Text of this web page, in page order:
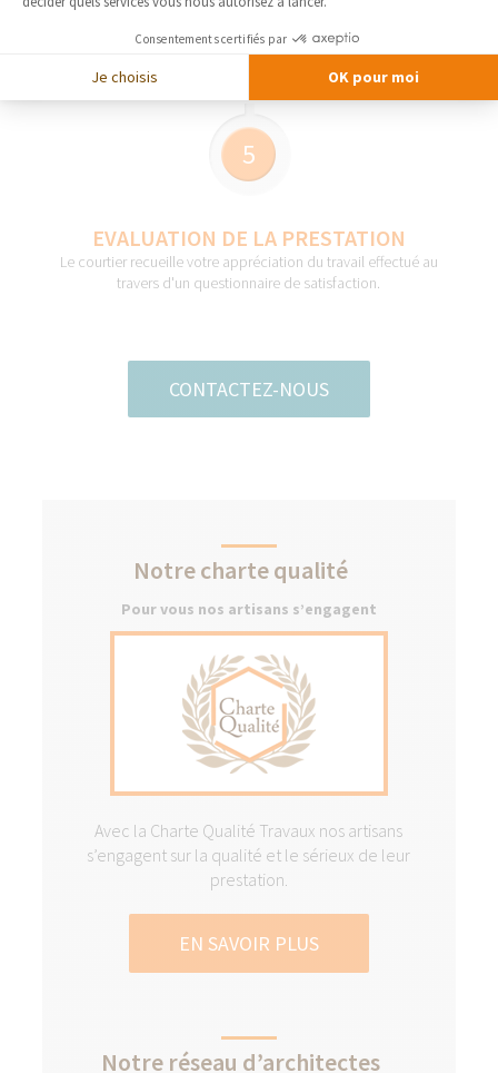
commencer !
5
EVALUATION DE LA PRESTATION
Le courtier recueille votre appréciation du travail effectué au
travers d'un questionnaire de satisfaction.
CONTACTEZ-NOUS
Notre charte qualité
Pour vous nos artisans s’engagent
Avec la Charte Qualité Travaux nos artisans
s’engagent sur la qualité et le sérieux de leur
prestation.
EN SAVOIR PLUS
Notre réseau d’architectes
Consentements certifiés par
Je choisis OK pour moi